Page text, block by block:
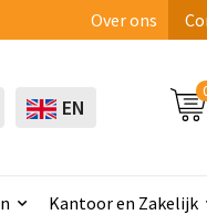
Over ons
EN
Kantoor en Zakelijk